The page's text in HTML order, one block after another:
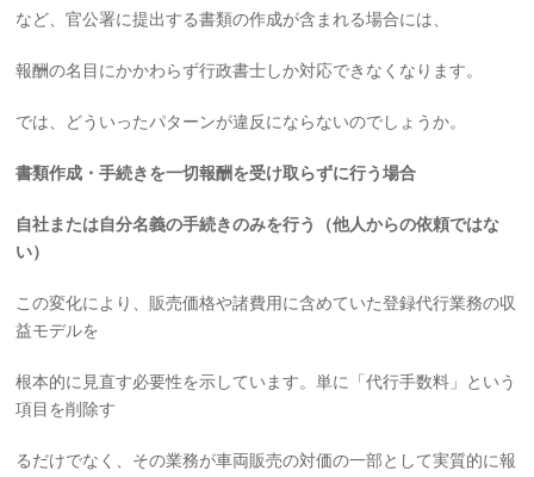
など、官公署に提出する書類の作成が含まれる場合には、
報酬の名目にかかわらず行政書士しか対応できなくなります。
では、どういったパターンが違反にならないのでしょうか。
書類作成・手続きを一切報酬を受け取らずに行う場合
自社または自分名義の手続きのみを行う（他人からの依頼ではな
い）
この変化により、販売価格や諸費用に含めていた登録代行業務の収
益モデルを
根本的に見直す必要性を示しています。単に「代行手数料」という
項目を削除す
るだけでなく、その業務が車両販売の対価の一部として実質的に報